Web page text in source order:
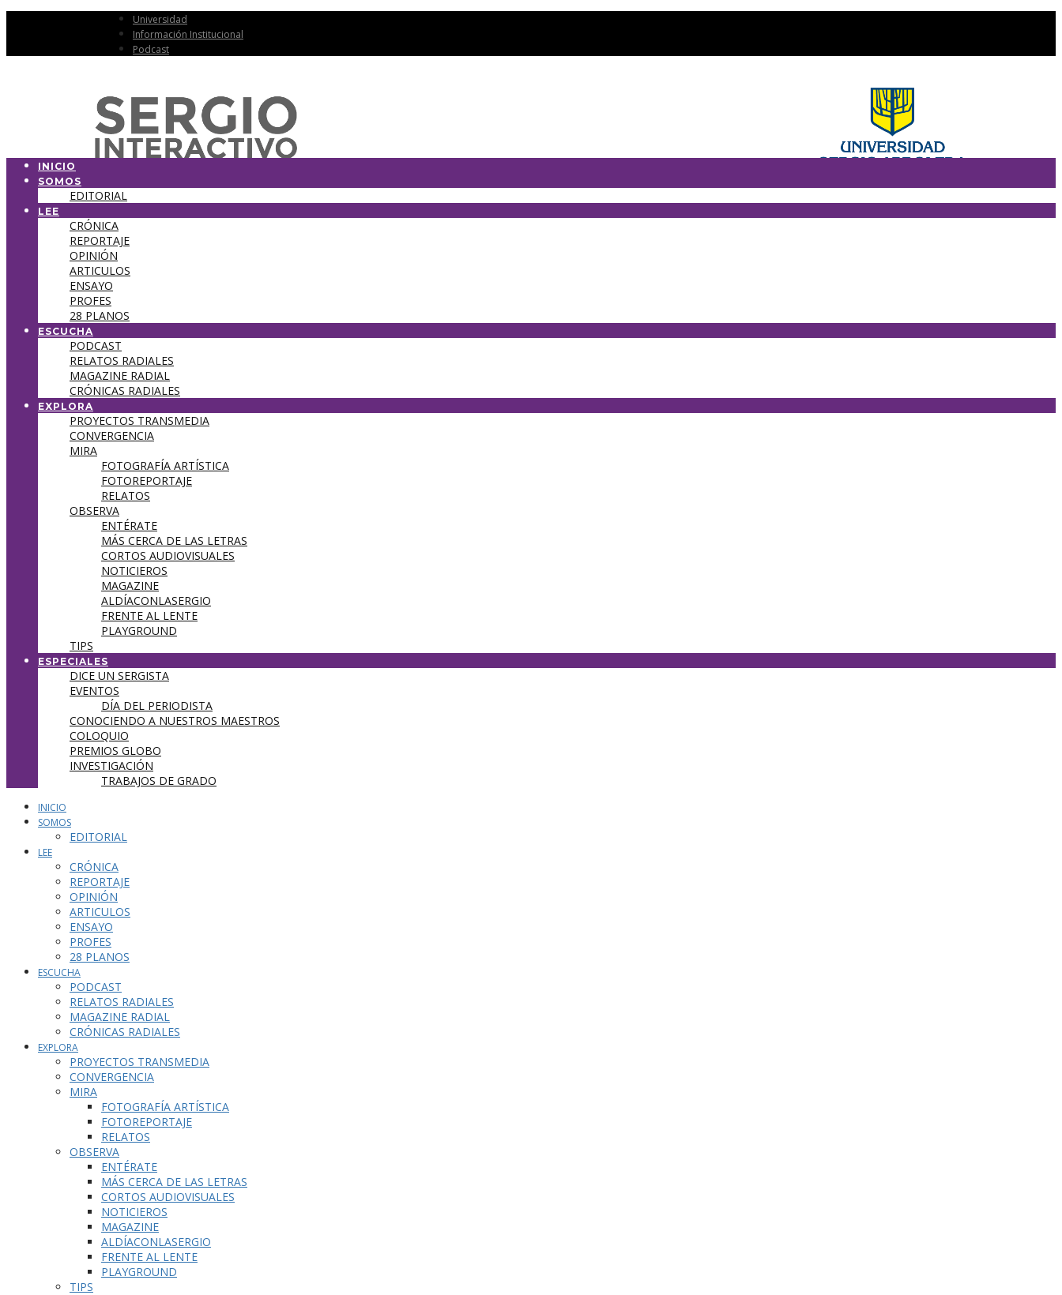
Universidad
Información Institucional
Podcast
INICIO
SOMOS
EDITORIAL
LEE
CRÓNICA
REPORTAJE
OPINIÓN
ARTICULOS
ENSAYO
PROFES
28 PLANOS
ESCUCHA
PODCAST
RELATOS RADIALES
MAGAZINE RADIAL
CRÓNICAS RADIALES
EXPLORA
PROYECTOS TRANSMEDIA
CONVERGENCIA
MIRA
FOTOGRAFÍA ARTÍSTICA
FOTOREPORTAJE
RELATOS
OBSERVA
ENTÉRATE
MÁS CERCA DE LAS LETRAS
CORTOS AUDIOVISUALES
NOTICIEROS
MAGAZINE
ALDÍACONLASERGIO
FRENTE AL LENTE
PLAYGROUND
TIPS
ESPECIALES
DICE UN SERGISTA
EVENTOS
DÍA DEL PERIODISTA
CONOCIENDO A NUESTROS MAESTROS
COLOQUIO
PREMIOS GLOBO
INVESTIGACIÓN
TRABAJOS DE GRADO
INICIO
SOMOS
EDITORIAL
LEE
CRÓNICA
REPORTAJE
OPINIÓN
ARTICULOS
ENSAYO
PROFES
28 PLANOS
ESCUCHA
PODCAST
RELATOS RADIALES
MAGAZINE RADIAL
CRÓNICAS RADIALES
EXPLORA
PROYECTOS TRANSMEDIA
CONVERGENCIA
MIRA
FOTOGRAFÍA ARTÍSTICA
FOTOREPORTAJE
RELATOS
OBSERVA
ENTÉRATE
MÁS CERCA DE LAS LETRAS
CORTOS AUDIOVISUALES
NOTICIEROS
MAGAZINE
ALDÍACONLASERGIO
FRENTE AL LENTE
PLAYGROUND
TIPS